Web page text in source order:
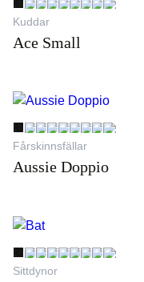
Kuddar
Ace Small
Fårskinnsfällar
Aussie Doppio
Sittdynor